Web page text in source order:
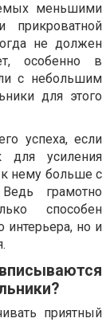
меньшими
не должен
особенно в
с небольшим
для этого
успеха, если
для усиления
к нему больше с
грамотно
способен
интерьера, но и
приятный